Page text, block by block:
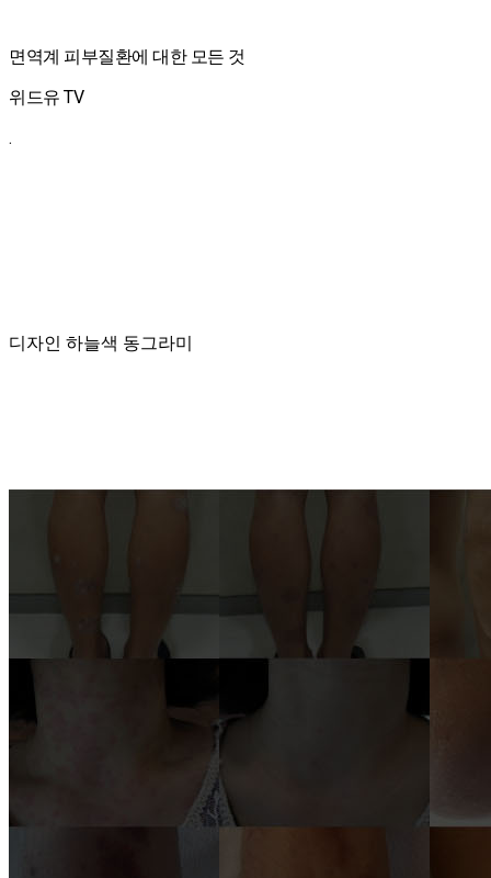
면역계 피부질환에 대한 모든 것
위드유 TV
.
디자인 하늘색 동그라미